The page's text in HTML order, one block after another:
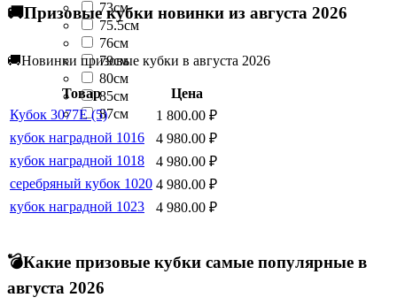
73см
75.5см
76см
79см
80см
85см
87см
🚚Призовые кубки новинки из августа 2026
🚚Новинки призовые кубки в августа 2026
Товар
Цена
Кубок 3077E (5)
1 800.00 ₽
кубок наградной 1016
4 980.00 ₽
кубок наградной 1018
4 980.00 ₽
серебряный кубок 1020 4 980.00 ₽
кубок наградной 1023
4 980.00 ₽
💣Какие призовые кубки самые популярные в
августа 2026